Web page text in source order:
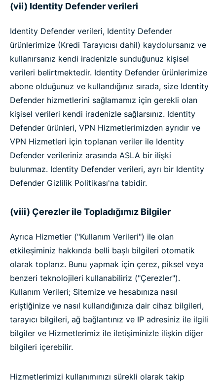
(vii) Identity Defender verileri
Identity Defender verileri, Identity Defender
ürünlerimize (Kredi Tarayıcısı dahil) kaydolursanız ve
kullanırsanız kendi iradenizle sunduğunuz kişisel
verileri belirtmektedir. Identity Defender ürünlerimize
abone olduğunuz ve kullandığınız sırada, size Identity
Defender hizmetlerini sağlamamız için gerekli olan
kişisel verileri kendi iradenizle sağlarsınız. Identity
Defender ürünleri, VPN Hizmetlerimizden ayrıdır ve
VPN Hizmetleri için toplanan veriler ile Identity
Defender verileriniz arasında ASLA bir ilişki
bulunmaz. Identity Defender verileri, ayrı bir Identity
Defender Gizlilik Politikası'na tabidir.
(viii) Çerezler ile Topladığımız Bilgiler
Ayrıca Hizmetler ("Kullanım Verileri") ile olan
etkileşiminiz hakkında belli başlı bilgileri otomatik
olarak toplarız. Bunu yapmak için çerez, piksel veya
benzeri teknolojileri kullanabiliriz ("Çerezler").
Kullanım Verileri; Sitemize ve hesabınıza nasıl
eriştiğinize ve nasıl kullandığınıza dair cihaz bilgileri,
tarayıcı bilgileri, ağ bağlantınız ve IP adresiniz ile ilgili
bilgiler ve Hizmetlerimiz ile iletişiminizle ilişkin diğer
bilgileri içerebilir.
Hizmetlerimizi kullanımınızı sürekli olarak takip